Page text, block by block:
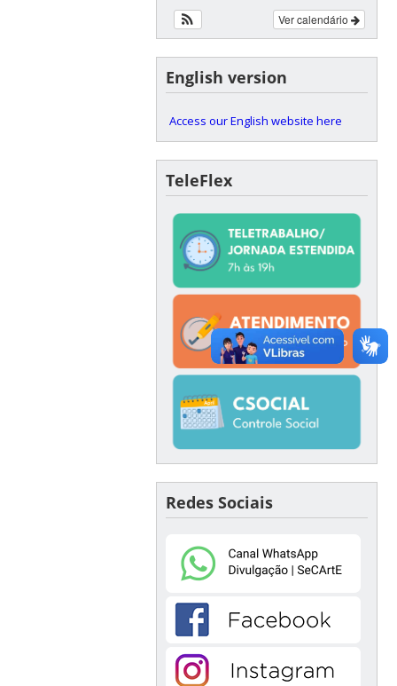
Ver calendário
English version
Access our English website here
TeleFlex
Redes Sociais